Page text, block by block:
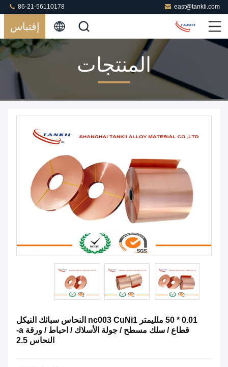
east@tankii.com
86-21-56110178
إقتباس
المنتجات
0.01 * 50 ملليمتر nc003 CuNi1 النحاس سبائك النيكل
قطاع / سلك مسطح / جولة الأسلاك / احباط / ورقة a-
النحاس 2.5